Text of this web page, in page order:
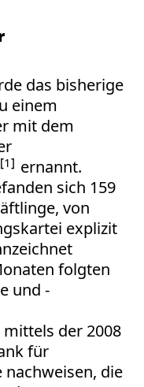
das bisherige
einem
mit dem
1
ernannt.
sich 159
von
explizit
folgten
und -
der 2008
für
nachweisen, die